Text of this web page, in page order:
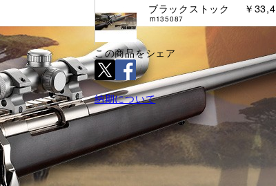
ブラックストック
m135087
￥
この商品をシェア
納期について